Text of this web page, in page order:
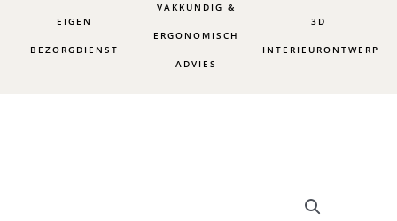
EIGEN
BEZORGDIENST
VAKKUNDIG &
ERGONOMISCH
ADVIES
3D
INTERIEURONTWERP